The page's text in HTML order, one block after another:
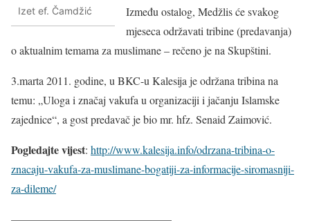
Izet ef. Čamdžić
Između ostalog, Medžlis će svakog
mjeseca održavati tribine (predavanja)
o aktualnim temama za muslimane – rečeno je na Skupštini.
3.marta 2011. godine, u BKC-u Kalesija je održana tribina na
temu: „Uloga i značaj vakufa u organizaciji i jačanju Islamske
zajednice“, a gost predavač je bio mr. hfz. Senaid Zaimović.
Pogledajte vijest: http://www.kalesija.info/odrzana-tribina-o-
znacaju-vakufa-za-muslimane-bogatiji-za-informacije-siromasniji-
za-dileme/